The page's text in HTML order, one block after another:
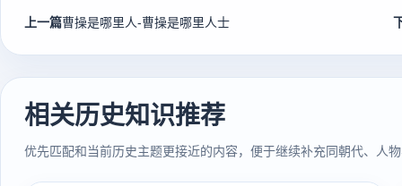
上一篇曹操是哪里人-曹操是哪里人士
相关历史知识推荐
优先匹配和当前历史主题更接近的内容，便于继续补充同朝代、人